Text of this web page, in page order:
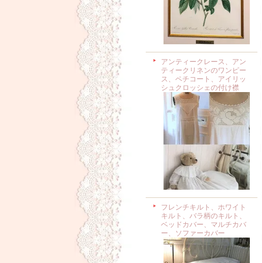
アンティークレース、アン
ティークリネンのワンピー
ス、ペチコート、アイリッ
シュクロッシェの付け襟
フレンチキルト、ホワイト
キルト、バラ柄のキルト、
ベッドカバー、マルチカバ
ー、ソファーカバー